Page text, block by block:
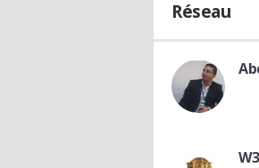
Réseau